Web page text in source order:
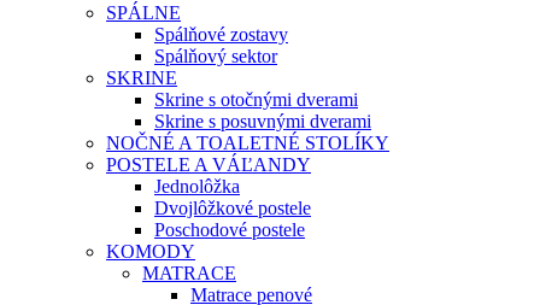
SPÁLNE
Spálňové zostavy
Spálňový sektor
SKRINE
Skrine s otočnými dverami
Skrine s posuvnými dverami
NOČNÉ A TOALETNÉ STOLÍKY
POSTELE A VÁĽANDY
Jednolôžka
Dvojlôžkové postele
Poschodové postele
KOMODY
MATRACE
Matrace penové